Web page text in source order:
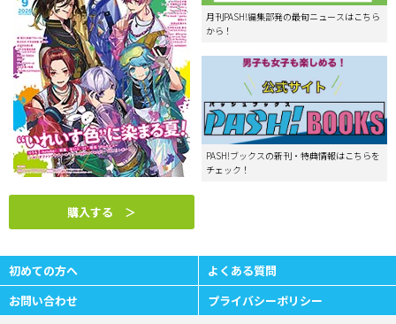
購入する ＞
月刊PASH!編集部発の最旬ニュースはこちら
から！
PASH!ブックスの新刊・特典情報はこちらを
チェック！
初めての方へ
よくある質問
お問い合わせ
プライバシーポリシー